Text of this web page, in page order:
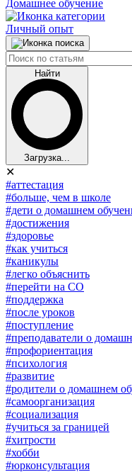
Домашнее обучение
Личный опыт
Найти
Загрузка...
✕
#аттестация
#больше, чем в школе
#дети о домашнем
#достижения
#здоровье
#как учиться
#каникулы
#легко объяснить
#перейти на СО
#поддержка
#после уроков
#поступление
#преподаватели о
#профориентация
#психология
#развитие
#родители о домашнем
#самоорганизация
#социализация
#учиться за границей
#хитрости
#хобби
#юрконсультация